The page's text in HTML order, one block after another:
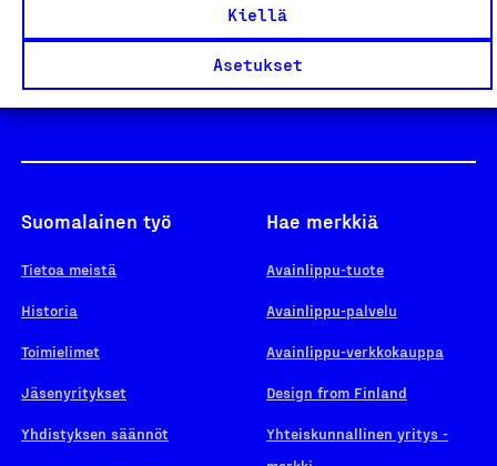
Kiellä
Asetukset
Yhteiskunnallinen Yritys -merkki
Suomalainen työ
Tietoa meistä
Historia
Toimielimet
Jäsenyritykset
Yhdistyksen säännöt
Hae merkkiä
Avainlippu-tuote
Avainlippu-palvelu
Avainlippu-verkkokauppa
Design from Finland
Yhteiskunnallinen yritys -